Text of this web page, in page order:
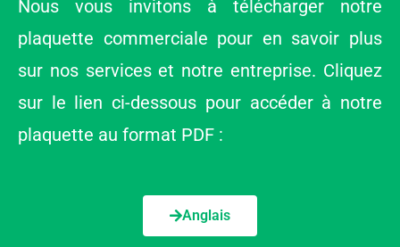
Nous vous invitons à télécharger notre
plaquette commerciale pour en savoir plus
sur nos services et notre entreprise. Cliquez
sur le lien ci-dessous pour accéder à notre
plaquette au format PDF :
Anglais